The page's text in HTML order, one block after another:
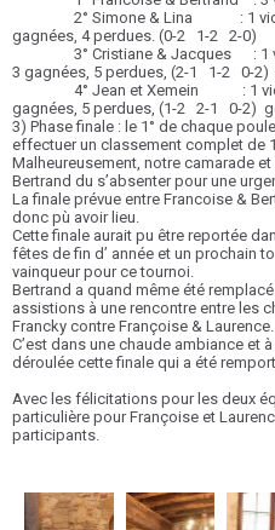
2° Simone & Lina : 1 victoire
gagnées, 4 perdues. (0-2 1-2 2-0)
3° Cristiane & Jacques : 1
3 gagnées, 5 perdues, (2-1 1-2 0-2)
4° Jean et Xemein : 1
gagnées, 5 perdues, (1-2 2-1 0-2)
3) Phase finale : le 1° de chaque
effectuer un classement complet de
Malheureusement, notre camarade
Bertrand du s’absenter pour une
La finale prévue entre Francoise &
donc pù avoir lieu.
Cette finale aurait pu être reportée
fêtes de fin d’ année et un prochain
vainqueur pour ce tournoi.
Bertrand a quand même été
assistions à une rencontre entre les
Francky contre Françoise & Laurence.
C’est dans une chaude ambiance et
déroulée cette finale qui a été
Avec les félicitations pour les deux
particulière pour Françoise et
participants.